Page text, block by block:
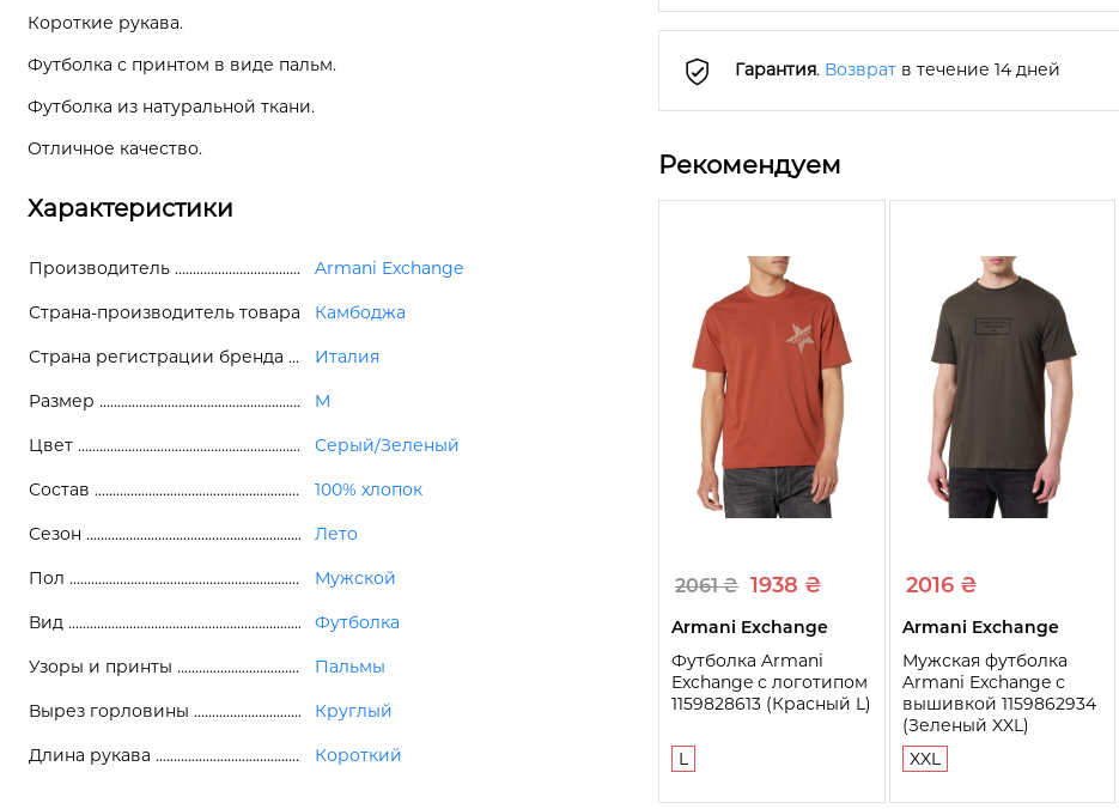
Гарантия. Возврат в течение 14 дней
Рекомендуем
2061 ₴ 1938 ₴
Armani Exchange
Футболка Armani
Exchange с логотипом
1159828613 (Красный L)
L
2016 ₴
Armani Exchange
Мужская футболка
Armani Exchange с
вышивкой 1159862934
(Зеленый XXL)
XXL
Короткие рукава.
Футболка с принтом в виде пальм.
Футболка из натуральной ткани.
Отличное качество.
Характеристики
Производитель Armani Exchange
Страна-производитель товара Камбоджа
Страна регистрации бренда Италия
Размер M
Цвет Серый/Зеленый
Состав 100% хлопок
Сезон Лето
Пол Мужской
Вид Футболка
Узоры и принты Пальмы
Вырез горловины Круглый
Длина рукава Короткий